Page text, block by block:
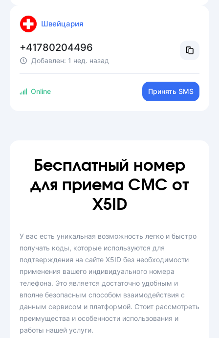
Швейцария
+41780204496
Добавлен: 1 нед. назад
Online Принять SMS
Бесплатный номер
для приема СМС от
X5ID
У вас есть уникальная возможность легко и быстро
получать коды, которые используются для
подтверждения на сайте X5ID без необходимости
применения вашего индивидуального номера
телефона. Это является достаточно удобным и
вполне безопасным способом взаимодействия с
данным сервисом и платформой. Стоит рассмотреть
преимущества и особенности использования и
работы нашей услуги.